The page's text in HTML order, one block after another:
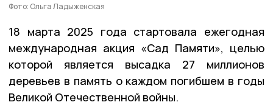
Фото: Ольга Ладыженская
18 марта 2025 года стартовала ежегодная
международная акция «Сад Памяти», целью
которой является высадка 27 миллионов
деревьев в память о каждом погибшем в годы
Великой Отечественной войны.